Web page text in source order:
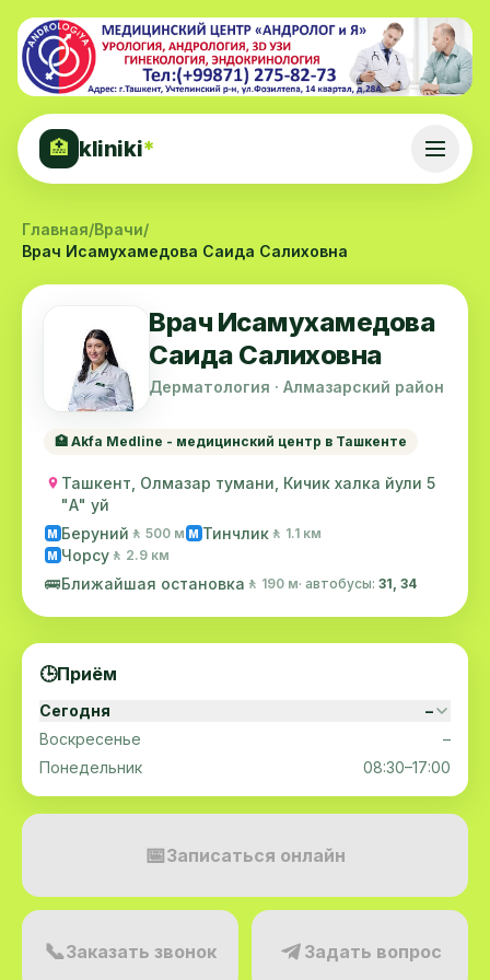
🏥 kliniki*
Главная/Врачи/
Врач Исамухамедова Саида Салиховна
Врач Исамухамедова
Саида Салиховна
Дерматология · Алмазарский район
🏥 Akfa Medline - медицинский центр в Ташкенте
Ташкент, Олмазар тумани, Кичик халка йули 5
"А" уй
M Беруний 🚶 500 м M Тинчлик 🚶 1.1 км
M Чорсу 🚶 2.9 км
🚌Ближайшая остановка 🚶 190 м· автобусы: 31, 34
🕒Приём
Сегодня
–
Воскресенье
–
Понедельник
08:30–17:00
📅Записаться онлайн
📞Заказать звонок Задать вопрос